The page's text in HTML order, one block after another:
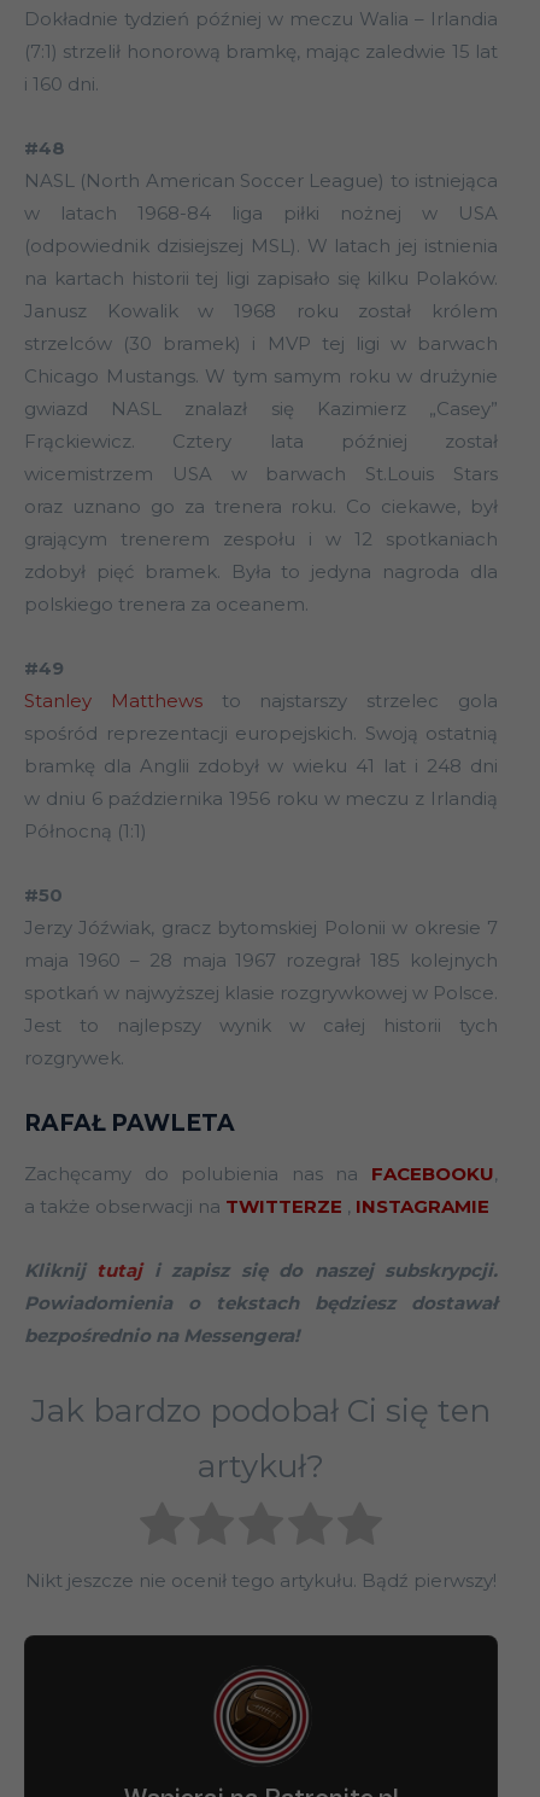
Dokładnie tydzień później w meczu Walia – Irlandia
(7:1) strzelił honorową bramkę, mając zaledwie 15 lat
i 160 dni.
#48
NASL (North American Soccer League) to istniejąca
w latach 1968-84 liga piłki nożnej w USA
(odpowiednik dzisiejszej MSL). W latach jej istnienia
na kartach historii tej ligi zapisało się kilku Polaków.
Janusz Kowalik w 1968 roku został królem
strzelców (30 bramek) i MVP tej ligi w barwach
Chicago Mustangs. W tym samym roku w drużynie
gwiazd NASL znalazł się Kazimierz „Casey”
Frąckiewicz. Cztery lata później został
wicemistrzem USA w barwach St.Louis Stars
oraz uznano go za trenera roku. Co ciekawe, był
grającym trenerem zespołu i w 12 spotkaniach
zdobył pięć bramek. Była to jedyna nagroda dla
polskiego trenera za oceanem.
#49
Stanley Matthewsto najstarszy strzelec gola
spośród reprezentacji europejskich. Swoją ostatnią
bramkę dla Anglii zdobył w wieku 41 lat i 248 dni
w dniu 6 października 1956 roku w meczu z Irlandią
Północną (1:1)
#50
Jerzy Jóźwiak, gracz bytomskiej Polonii w okresie 7
maja 1960 – 28 maja 1967 rozegrał 185 kolejnych
spotkań w najwyższej klasie rozgrywkowej w Polsce.
Jest to najlepszy wynik w całej historii tych
rozgrywek.
RAFAŁ PAWLETA
Zachęcamy do polubienia nas na FACEBOOKU,
a także obserwacji na TWITTERZE , INSTAGRAMIE
Kliknij tutaji zapisz się do naszej subskrypcji.
Powiadomienia o tekstach będziesz dostawał
bezpośrednio na Messengera!
Jak bardzo podobał Ci się ten
artykuł?
Nikt jeszcze nie ocenił tego artykułu. Bądź pierwszy!